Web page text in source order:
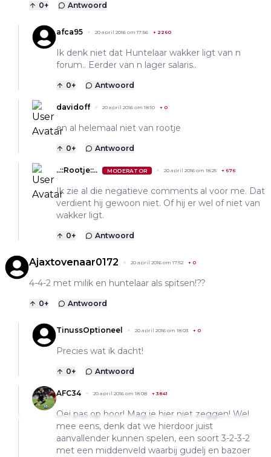
0+ Antwoord
afca95 20 april 2016 om 17:56 + 2260
Ik denk niet dat Huntelaar wakker ligt van n
forum.. Eerder van n lager salaris..
0+ Antwoord
davidoff 20 april 2016 om 18:10 + 0
en al helemaal niet van rootje
0+ Antwoord
..::Rootje::.. MODERATOR 20 april 2016 om 18:25 + 676
Ik zie al die negatieve comments al voor me. Dat
verdient hij gewoon niet. Of hij er wel of niet van
wakker ligt.
0+ Antwoord
Ajaxtovenaar0172 20 april 2016 om 17:52 + 0
4-4-2 met milik en huntelaar als spitsen!??
0+ Antwoord
TinussOptioneel 20 april 2016 om 18:03 + 0
Precies wat ik dacht!
0+ Antwoord
AFC34 20 april 2016 om 18:08 + 3841
Oei pas op hoor! Mag je hier niet zeggen! Wel
mee eens, denk dat we hierdoor juist
aanvallender kunnen spelen, een soort 3-2-3-2
met een middenveld waarbij gudelj en bazoer